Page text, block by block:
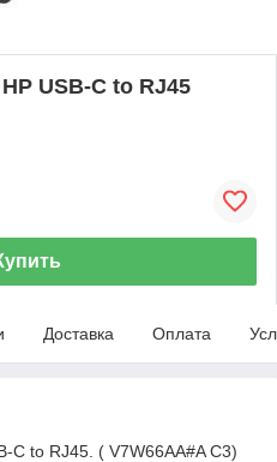
USB-C to RJ45
Доставка Оплата
C to RJ45. ( V7W66AA#A C3)